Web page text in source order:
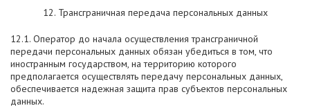
12. Трансграничная передача персональных данных
12.1. Оператор до начала осуществления трансграничной
передачи персональных данных обязан убедиться в том, что
иностранным государством, на территорию которого
предполагается осуществлять передачу персональных данных,
обеспечивается надежная защита прав субъектов персональных
данных.